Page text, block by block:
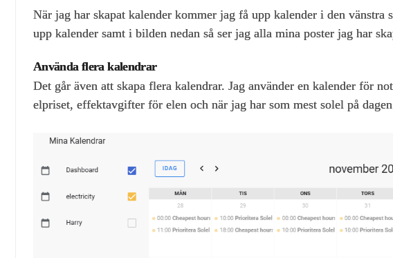
När jag har skapat kalender kommer jag få upp kalender i den
upp kalender samt i bilden nedan så ser jag alla mina poster jag har
Använda flera kalendrar
Det går även att skapa flera kalendrar. Jag använder en kalender för
elpriset, effektavgifter för elen och när jag har som mest solel på